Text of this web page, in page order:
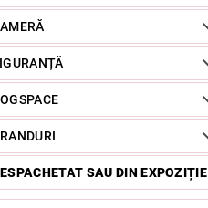
SAU DIN EXPOZIȚIE